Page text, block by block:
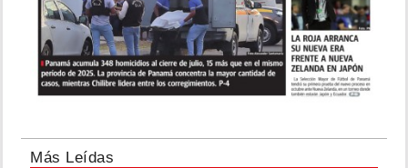
Más Leídas